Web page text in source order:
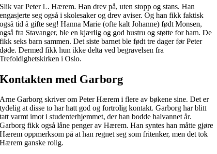
Slik var Peter L. Hærem. Han drev på, uten stopp og stans. Han
engasjerte seg også i skolesaker og drev aviser. Og han fikk faktisk
også tid å gifte seg! Hanna Marie (ofte kalt Johanne) født Monsen,
også fra Stavanger, ble en kjærlig og god hustru og støtte for ham. De
fikk seks barn sammen. Det siste barnet ble født tre dager før Peter
døde. Dermed fikk hun ikke delta ved begravelsen fra
Trefoldighetskirken i Oslo.
Kontakten med Garborg
Arne Garborg skriver om Peter Hærem i flere av bøkene sine. Det er
tydelig at disse to har hatt god og fortrolig kontakt. Garborg har blitt
tatt varmt imot i studenterhjemmet, der han bodde halvannet år.
Garborg fikk også låne penger av Hærem. Han syntes han måtte gjøre
Hærem oppmerksom på at han regnet seg som fritenker, men det tok
Hærem ganske rolig.